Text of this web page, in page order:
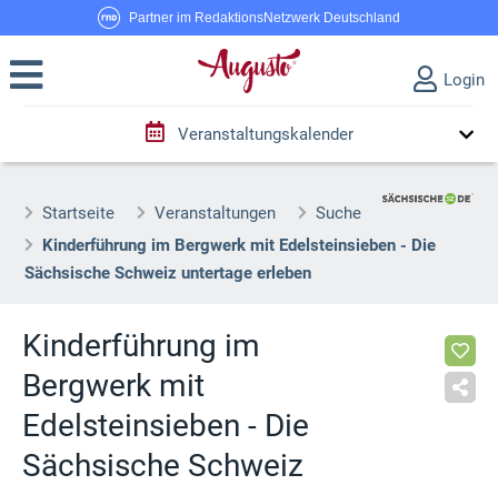
Partner im RedaktionsNetzwerk Deutschland
Login
Veranstaltungskalender
Startseite Veranstaltungen
Suche
Kinderführung im Bergwerk mit Edelsteinsieben - Die
Sächsische Schweiz untertage erleben
Kinderführung im
Bergwerk mit
Edelsteinsieben - Die
Sächsische Schweiz